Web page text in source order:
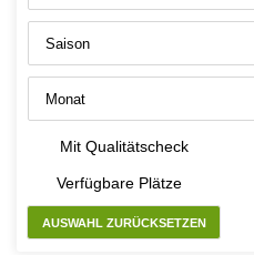
Mit Qualitätscheck
Verfügbare Plätze
AUSWAHL ZURÜCKSETZEN